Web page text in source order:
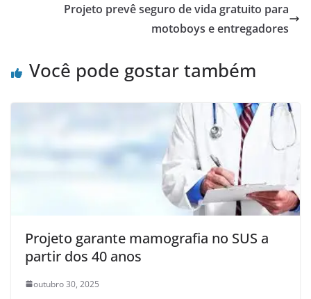
Projeto prevê seguro de vida gratuito para
motoboys e entregadores
Você pode gostar também
Projeto garante mamografia no SUS a
partir dos 40 anos
outubro 30, 2025